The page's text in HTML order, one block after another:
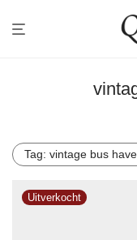
Tag: vintage bus